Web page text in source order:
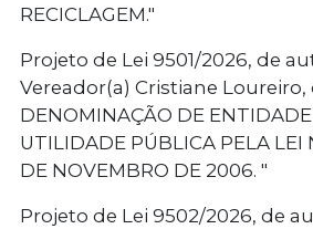
RECICLAGEM."
Projeto de Lei 9501/2026, de
Vereador(a) Cristiane Loureiro,
DENOMINAÇÃO DE
UTILIDADE PÚBLICA PELA LEI
DE NOVEMBRO DE 2006. "
Projeto de Lei 9502/2026, de